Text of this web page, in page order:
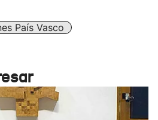
País Vasco